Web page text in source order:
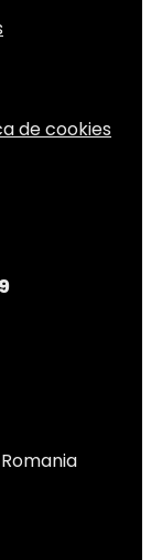
de cookies